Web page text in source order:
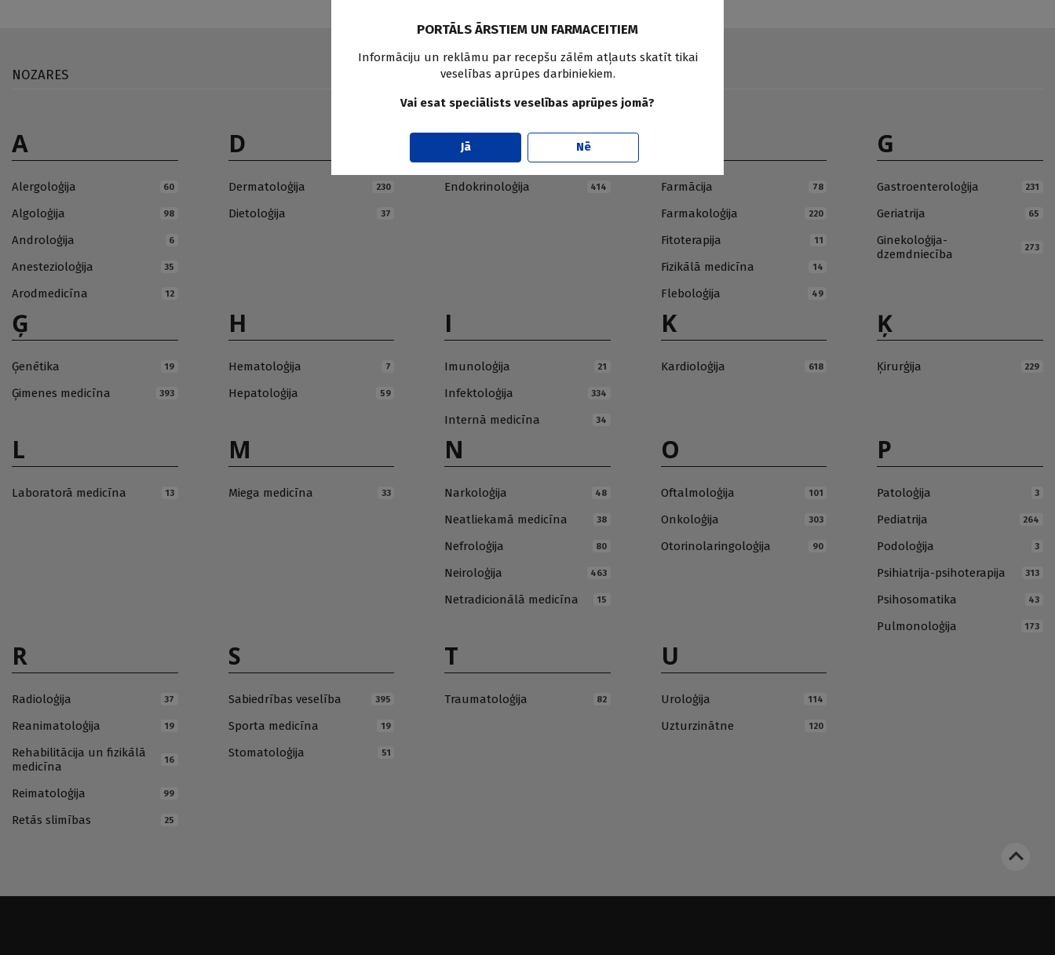
NOZARES
A
Alergoloģija 60
Algoloģija 98
Androloģija 6
Anestezioloģija 35
Arodmedicīna 12
D
Dermatoloģija 230
Dietoloģija 37
E
Endokrinoloģija 414 Farmācija 78
Farmakoloģija 220
Fitoterapija 11
Fizikālā medicīna 14
Fleboloģija 49
G
Gastroenteroloģija 231
Geriatrija 65
Ginekoloģija-
dzemdniecība
273
Ģ
Ģenētika 19
Ģimenes medicīna 393
H
Hematoloģija 7
Hepatoloģija 59
I
Imunoloģija 21
Infektoloģija 334
Internā medicīna 34
K
Kardioloģija 618
Ķ
Ķirurģija 229
L
Laboratorā medicīna 13
M
Miega medicīna 33
N
Narkoloģija 48
Neatliekamā medicīna 38
Nefroloģija 80
Neiroloģija 463
Netradicionālā medicīna 15
O
Oftalmoloģija 101
Onkoloģija 303
Otorinolaringoloģija 90
P
Patoloģija 3
Pediatrija 264
Podoloģija 3
Psihiatrija-psihoterapija 313
Psihosomatika 43
Pulmonoloģija 173
R
Radioloģija 37
Reanimatoloģija 19
Rehabilitācija un fizikālā
medicīna
16
Reimatoloģija 99
Retās slimības 25
S
Sabiedrības veselība 395
Sporta medicīna 19
Stomatoloģija 51
T
Traumatoloģija 82
U
Uroloģija 114
Uzturzinātne 120
PORTĀLS ĀRSTIEM UN FARMACEITIEM
Informāciju un reklāmu par recepšu zālēm atļauts skatīt tikai
veselības aprūpes darbiniekiem.
Vai esat speciālists veselības aprūpes jomā?
Jā Nē